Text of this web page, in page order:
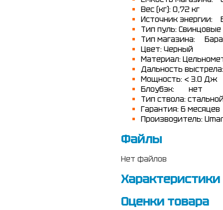
Вес (кг): 0,72 кг
Источник энергии:
Тип пуль:
Тип магазина:
Цвет: Черный
Материал:
Дальность выстрела:
Мощность: < 3.0 Дж
Блоубэк:
нет
Тип ствола:
Гарантия: 6 месяцев
Производитель:
Файлы
Нет файлов
Характеристики
Оценки товара